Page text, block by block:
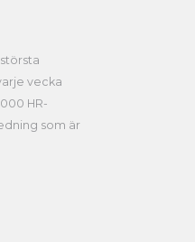
vecka
HR-
som är